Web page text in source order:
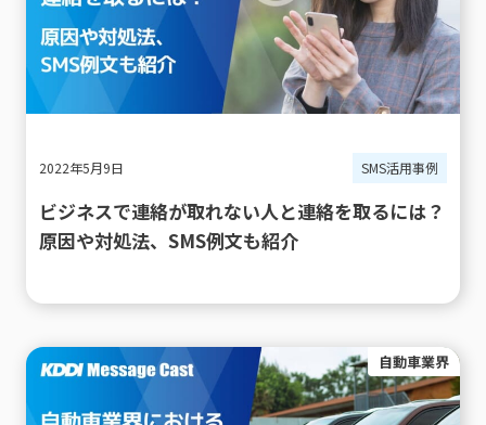
2022年5月9日 SMS活用事例
ビジネスで連絡が取れない人と連絡を取るには？
原因や対処法、SMS例文も紹介
自動車業界